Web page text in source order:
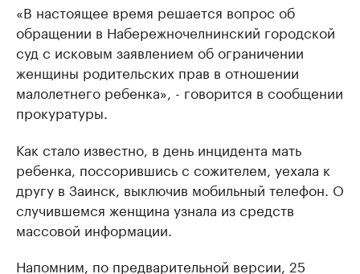
«В настоящее время решается вопрос об
обращении в Набережночелнинский городской
суд с исковым заявлением об ограничении
женщины родительских прав в отношении
малолетнего ребенка», - говорится в сообщении
прокуратуры.
Как стало известно, в день инцидента мать
ребенка, поссорившись с сожителем, уехала к
другу в Заинск, выключив мобильный телефон. О
случившемся женщина узнала из средств
массовой информации.
Напомним, по предварительной версии, 25